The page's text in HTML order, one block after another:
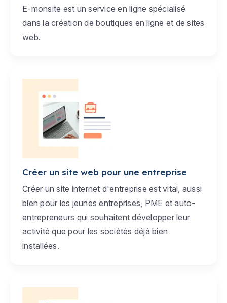
E-monsite est un service en ligne spécialisé
dans la création de boutiques en ligne et de sites
web.
Créer un site web pour une entreprise
Créer un site internet d'entreprise est vital, aussi
bien pour les jeunes entreprises, PME et auto-
entrepreneurs qui souhaitent développer leur
activité que pour les sociétés déjà bien
installées.